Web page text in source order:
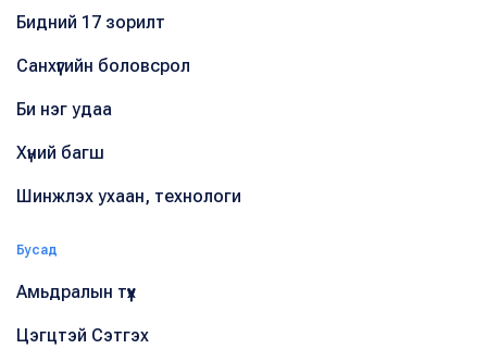
Бидний 17 зорилт
Санхүүгийн боловсрол
Би нэг удаа
Хүний багш
Шинжлэх ухаан, технологи
Бусад
Амьдралын түүх
Цэгцтэй Сэтгэх